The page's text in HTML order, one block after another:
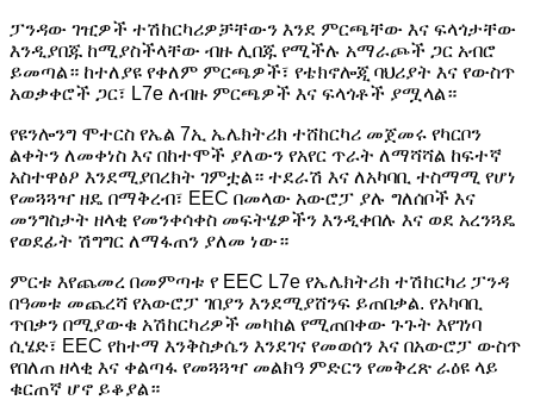
ፓንዳው ገዢዎች ተሽከርካሪዎቻቸውን እንደ ምርጫቸው እና ፍላጎታቸው
እንዲያበጁ ከሚያስችላቸው ብዙ ሊበጁ የሚችሉ አማራጮች ጋር አብሮ
ይመጣል። ከተለያዩ የቀለም ምርጫዎች፣ የቴክኖሎጂ ባህሪያት እና የውስጥ
አወቃቀሮች ጋር፣ L7e ለብዙ ምርጫዎች እና ፍላጎቶች ያሟላል።
የዩንሎንግ ሞተርስ የኤል 7ኢ ኤሌክትሪክ ተሸከርካሪ መጀመሩ የካርቦን
ልቀትን ለመቀነስ እና በከተሞች ያለውን የአየር ጥራት ለማሻሻል ከፍተኛ
አስተዋፅዖ እንደሚያበረክት ገምቷል። ተደራሽ እና ለአካባቢ ተስማሚ የሆነ
የመጓጓዣ ዘዴ በማቅረብ፣ EEC በመላው አውሮፓ ያሉ ግለሰቦች እና
መንግስታት ዘላቂ የመንቀሳቀስ መፍትሄዎችን እንዲቀበሉ እና ወደ አረንጓዴ
የወደፊት ሽግግር ለማፋጠን ያለመ ነው።
ምርቱ እየጨመረ በመምጣቱ የ EEC L7e የኤሌክትሪክ ተሽከርካሪ ፓንዳ
በዓመቱ መጨረሻ የአውሮፓ ገበያን እንደሚያሸንፍ ይጠበቃል. የአካባቢ
ጥበቃን በሚያውቁ አሽከርካሪዎች መካከል የሚጠበቀው ጉጉት እየገነባ
ሲሄድ፣ EEC የከተማ እንቅስቃሴን እንደገና የመወሰን እና በአውሮፓ ውስጥ
የበለጠ ዘላቂ እና ቀልጣፋ የመጓጓዣ መልክዓ ምድርን የመቅረጽ ራዕዩ ላይ
ቁርጠኛ ሆኖ ይቆያል።